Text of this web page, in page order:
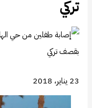
تركي
23 يناير، 2018